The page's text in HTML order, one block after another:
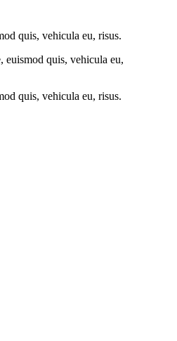
quis, vehicula eu, risus.
euismod quis, vehicula eu,
quis, vehicula eu, risus.